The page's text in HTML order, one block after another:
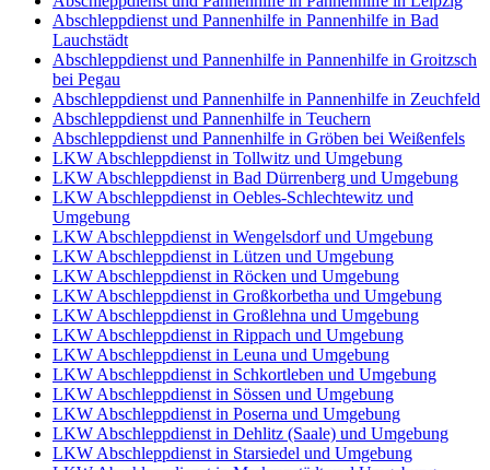
Abschleppdienst und Pannenhilfe in Pannenhilfe in Bad
Lauchstädt
Abschleppdienst und Pannenhilfe in Pannenhilfe in Groitzsch
bei Pegau
Abschleppdienst und Pannenhilfe in Pannenhilfe in Zeuchfeld
Abschleppdienst und Pannenhilfe in Teuchern
Abschleppdienst und Pannenhilfe in Gröben bei Weißenfels
LKW Abschleppdienst in Tollwitz und Umgebung
LKW Abschleppdienst in Bad Dürrenberg und Umgebung
LKW Abschleppdienst in Oebles-Schlechtewitz und
Umgebung
LKW Abschleppdienst in Wengelsdorf und Umgebung
LKW Abschleppdienst in Lützen und Umgebung
LKW Abschleppdienst in Röcken und Umgebung
LKW Abschleppdienst in Großkorbetha und Umgebung
LKW Abschleppdienst in Großlehna und Umgebung
LKW Abschleppdienst in Rippach und Umgebung
LKW Abschleppdienst in Leuna und Umgebung
LKW Abschleppdienst in Schkortleben und Umgebung
LKW Abschleppdienst in Sössen und Umgebung
LKW Abschleppdienst in Poserna und Umgebung
LKW Abschleppdienst in Dehlitz (Saale) und Umgebung
LKW Abschleppdienst in Starsiedel und Umgebung